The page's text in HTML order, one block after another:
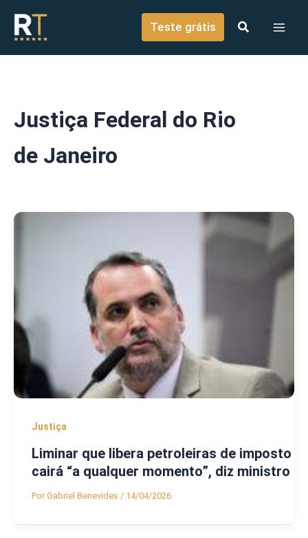
conteúdo
Teste grátis
Justiça Federal do Rio
de Janeiro
Justiça
Liminar que libera petroleiras de imposto
cairá “a qualquer momento”, diz ministro
PorGabriel Benevides / 14/04/2026